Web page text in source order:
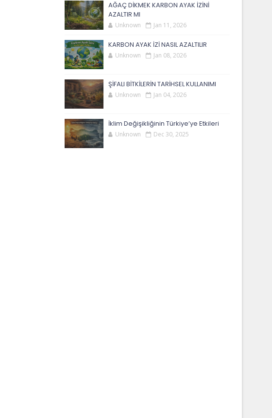
AĞAÇ DİKMEK KARBON AYAK İZİNİ
AZALTIR MI
Unknown Jan 11, 2026
KARBON AYAK İZİ NASIL AZALTILIR
Unknown Jan 08, 2026
ŞİFALI BİTKİLERİN TARİHSEL KULLANIMI
Unknown Jan 04, 2026
İklim Değişikliğinin Türkiye’ye Etkileri
Unknown Dec 30, 2025